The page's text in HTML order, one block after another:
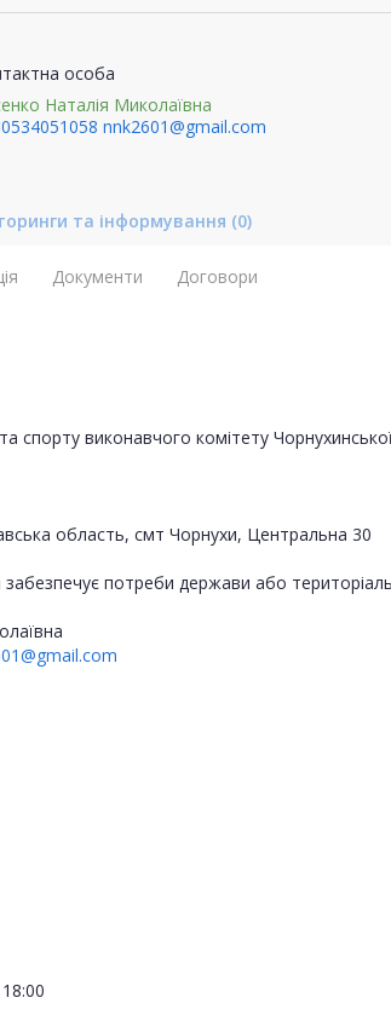
особа
Наталія Миколаївна
nnk2601@gmail.com
та інформування (0)
Документи Договори
та спорту виконавчого комітету
область, смт Чорнухи, Центральна 30
потреби держави або
18:00